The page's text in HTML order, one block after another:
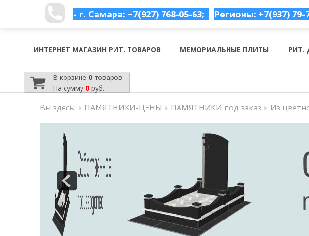
- г. Самара: +7(927) 768-05-63; Регионы: +7(937) 79-
ИНТЕРНЕТ МАГАЗИН РИТ. ТОВАРОВ МЕМОРИАЛЬНЫЕ ПЛИТЫ РИТ.
В корзине 0товаров
На сумму 0руб.
Вы здесь: ПАМЯТНИКИ-ЦЕНЫ ПАМЯТНИКИ под заказ Из